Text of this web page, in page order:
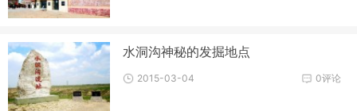
水洞沟神秘的发掘地点
0评论
2015-03-04